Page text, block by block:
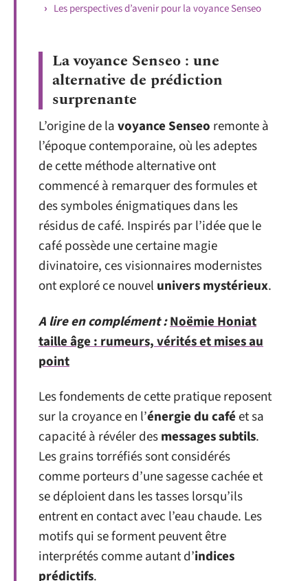
Les perspectives d’avenir pour la voyance Senseo
La voyance Senseo : une
alternative de prédiction
surprenante
L’origine de lavoyance Senseo remonte à
l’époque contemporaine, où les adeptes
de cette méthode alternative ont
commencé à remarquer des formules et
des symboles énigmatiques dans les
résidus de café. Inspirés par l’idée que le
café possède une certaine magie
divinatoire, ces visionnaires modernistes
ont exploré ce nouvel univers mystérieux.
A lire en complément :Noëmie Honiat
taille âge : rumeurs, vérités et mises au
point
Les fondements de cette pratique reposent
sur la croyance en l’énergie du caféet sa
capacité à révéler desmessages subtils.
Les grains torréfiés sont considérés
comme porteurs d’une sagesse cachée et
se déploient dans les tasses lorsqu’ils
entrent en contact avec l’eau chaude. Les
motifs qui se forment peuvent être
interprétés comme autant d’indices
prédictifs.